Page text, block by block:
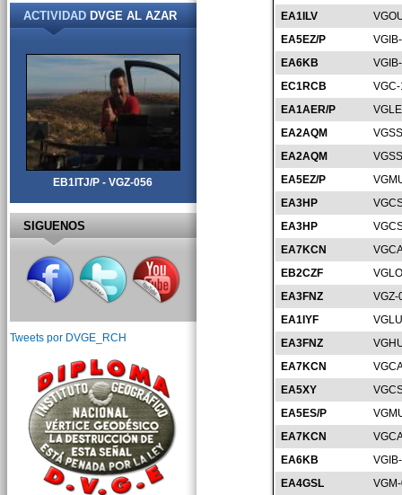
EA1ILV
EA5EZ/P
EA6KB
EC1RCB
EA1AER/P
EA2AQM
EA2AQM
EA5EZ/P
EA3HP
EA3HP
EA7KCN
EB2CZF
EA3FNZ
VGZ-
EA1IYF
EA3FNZ
EA7KCN
EA5XY
EA5ES/P
EA7KCN
EA6KB
EA4GSL
ACTIVIDADDVGE AL AZAR
EB1ITJ/P - VGZ-056
SIGUENOS
Tweets por DVGE_RCH